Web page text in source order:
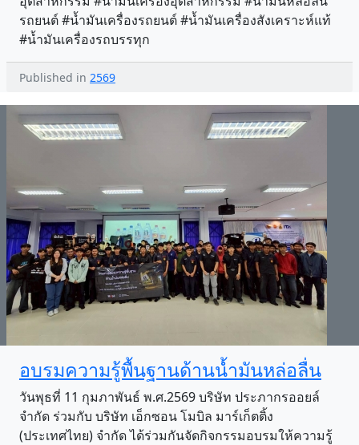
รถยนต์ #น้ำมันเครื่องรถยนต์ #น้ำมันเครื่องสังเคราะห์แท้
#น้ำมันเครื่องรถบรรทุก
Published in 2569
อบรมความรู้พื้นฐานด้านน้ำมันหล่อลื่น
วันพุธที่ 11 กุมภาพันธ์ พ.ศ.2569 บริษัท ประภากรออยล์
จำกัด ร่วมกับ บริษัท เอ็กซอน โมบิล มาร์เก็ตติ้ง
(ประเทศไทย) จำกัด ได้ร่วมกันจัดกิจกรรมอบรมให้ความรู้